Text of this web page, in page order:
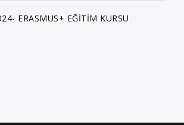
ERASMUS+ EĞİTİM KURSU